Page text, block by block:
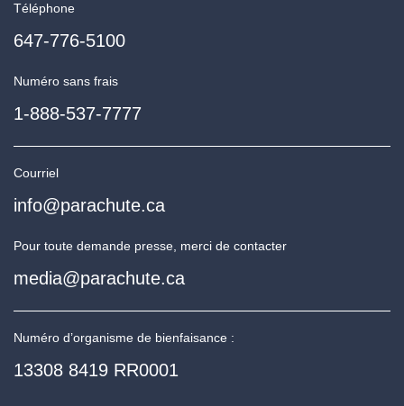
Téléphone
647-776-5100
Numéro sans frais
1-888-537-7777
Courriel
info@parachute.ca
Pour toute demande presse, merci de contacter
media@parachute.ca
Numéro d’organisme de bienfaisance :
13308 8419 RR0001